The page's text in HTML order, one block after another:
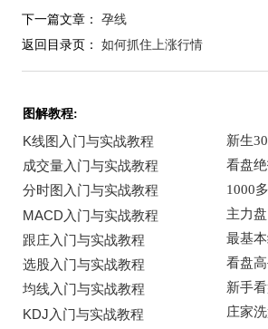
下一篇文章： 孕线
返回目录页： 如何抓住上涨行情
图解教程: